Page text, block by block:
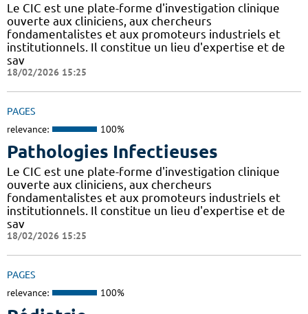
Le CIC est une plate-forme d'investigation clinique
ouverte aux cliniciens, aux chercheurs
fondamentalistes et aux promoteurs industriels et
institutionnels. Il constitue un lieu d'expertise et de
sav
18/02/2026 15:25
PAGES
relevance: 100%
Pathologies Infectieuses
Le CIC est une plate-forme d'investigation clinique
ouverte aux cliniciens, aux chercheurs
fondamentalistes et aux promoteurs industriels et
institutionnels. Il constitue un lieu d'expertise et de
sav
18/02/2026 15:25
PAGES
relevance: 100%